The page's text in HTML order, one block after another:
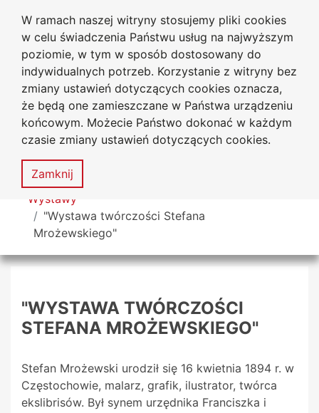
W ramach naszej witryny stosujemy pliki cookies
w celu świadczenia Państwu usług na najwyższym
poziomie, w tym w sposób dostosowany do
indywidualnych potrzeb. Korzystanie z witryny bez
zmiany ustawień dotyczących cookies oznacza,
że będą one zamieszczane w Państwa urządzeniu
końcowym. Możecie Państwo dokonać w każdym
czasie zmiany ustawień dotyczących cookies.
Zamknij
Przejdź do głównego menu
Przejdź do treści
Przejdź do wyszukiwarki
Przejdź do mapy serwisu
Biblioteka Uniwersytecka
Uniwersytetu Jana Długosza
w Częstochowie
Deklaracja
dostępności
Mapa
serwisu
MENU
Tutaj jesteś
Wystawy
"Wystawa twórczości Stefana
Mrożewskiego"
"WYSTAWA TWÓRCZOŚCI
STEFANA MROŻEWSKIEGO"
Stefan Mrożewski urodził się 16 kwietnia 1894 r. w
Częstochowie, malarz, grafik, ilustrator, twórca
ekslibrisów. Był synem urzędnika Franciszka i